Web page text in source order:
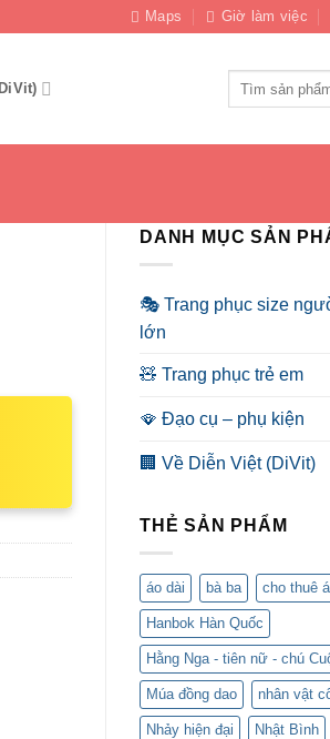
Maps Giờ làm việc
DANH MỤC SẢN
🎭 Trang phục size
lớn
🧸 Trang phục trẻ em
🪭 Đạo cụ – phụ kiện
🏢 Về Diễn Việt (DiVit)
THẺ SẢN PHẨM
áo dài bà ba cho thuê
Hanbok Hàn Quốc
Hằng Nga - tiên nữ - chú
Múa đồng dao nhân vật
Nhảy hiện đại Nhật Bình